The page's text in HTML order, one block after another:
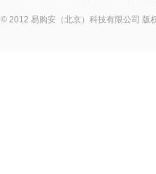
© 2012 易购安（北京）科技有限公司 版